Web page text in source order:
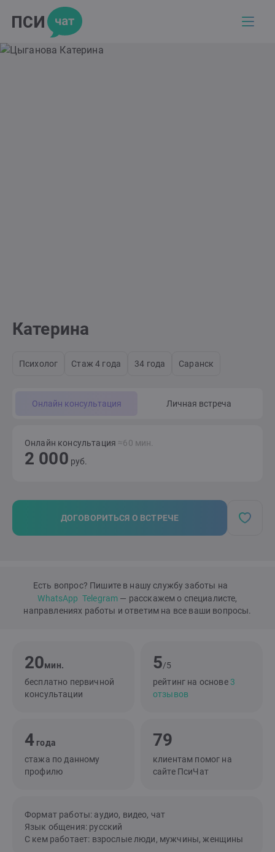
Катерина
Психолог Стаж 4 года 34 года Саранск
Онлайн консультация Личная встреча
Онлайн консультация ≈60 мин.
2 000 руб.
ДОГОВОРИТЬСЯ О ВСТРЕЧЕ
Есть вопрос? Пишите в нашу службу заботы на
WhatsApp Telegram — расскажем о специалисте,
направлениях работы и ответим на все ваши вопросы.
20мин.
бесплатно первичной
консультации
5/5
рейтинг на основе 3
отзывов
4 года
стажа по данному
профилю
79
клиентам помог на
сайте ПсиЧат
Формат работы: аудио, видео, чат
Язык общения: русский
С кем работает: взрослые люди, мужчины, женщины